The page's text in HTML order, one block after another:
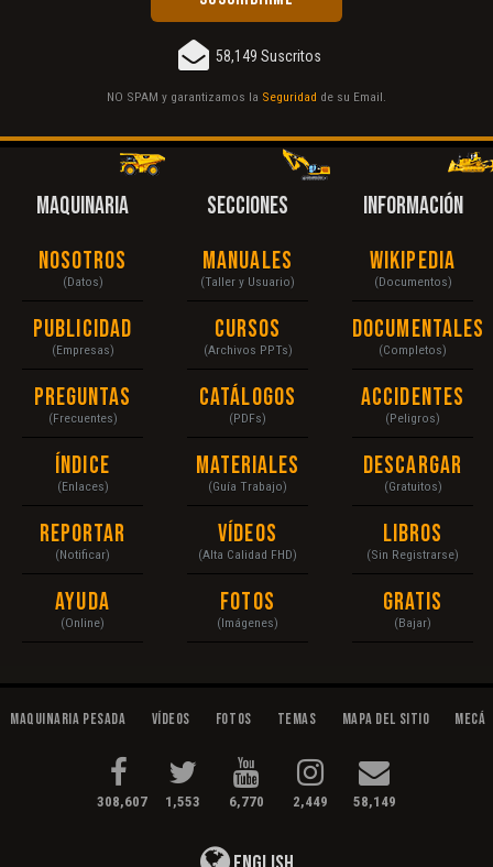
58,149 Suscritos
NO SPAM y garantizamos la Seguridad de su Email.
MAQUINARIA
Nosotros
(Datos)
Publicidad
(Empresas)
Preguntas
(Frecuentes)
Índice
(Enlaces)
Reportar
(Notificar)
Ayuda
(Online)
SECCIONES
Manuales
(Taller y Usuario)
Cursos
(Archivos PPTs)
Catálogos
(PDFs)
Materiales
(Guía Trabajo)
Vídeos
(Alta Calidad FHD)
Fotos
(Imágenes)
INFORMACIÓN
Wikipedia
(Documentos)
Documentales
(Completos)
Accidentes
(Peligros)
Descargar
(Gratuitos)
Libros
(Sin Registrarse)
Gratis
(Bajar)
Maquinaria Pesada Vídeos Fotos Temas Mapa del Sitio
308,607 1,553 6,770 2,449 58,149